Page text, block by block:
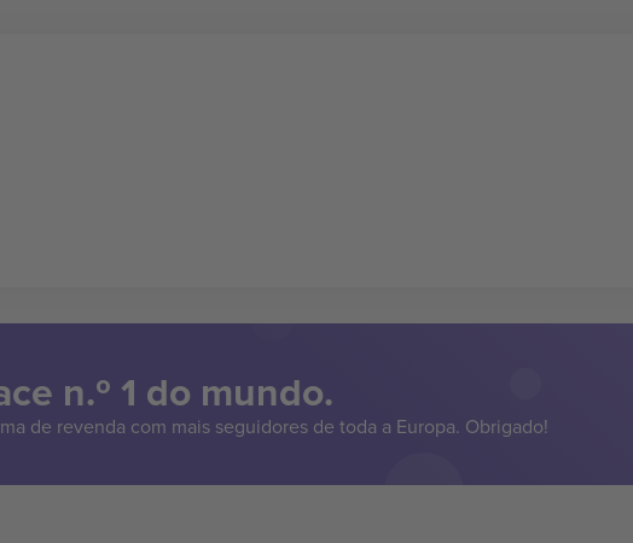
n.º 1 do mundo.
de revenda com mais seguidores de toda a Europa. Obrigado!